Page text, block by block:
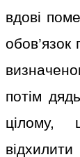
вдові
потім
цілому,